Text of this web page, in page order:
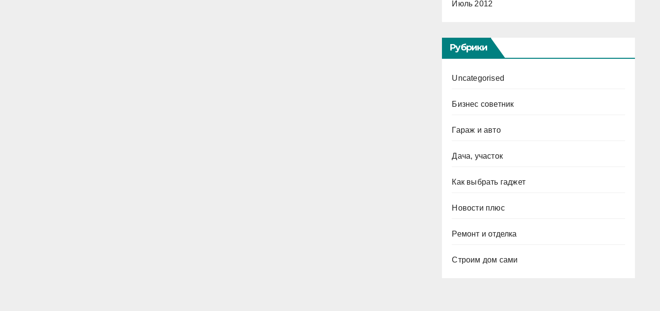
Июль 2012
Рубрики
Uncategorised
Бизнес советник
Гараж и авто
Дача, участок
Как выбрать гаджет
Новости плюс
Ремонт и отделка
Строим дом сами